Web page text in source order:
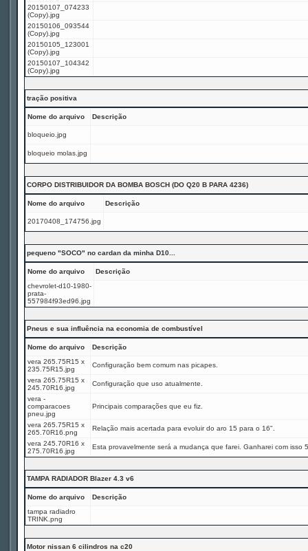
20150107_074233
(Copy).jpg
20150106_093544
(Copy).jpg
20150105_123001
(Copy).jpg
20150107_104342
(Copy).jpg
tração positiva
Nome do arquivo Descrição
bloqueio.jpg
bloqueio molas.jpg
CORPO DISTRIBUIDOR DA BOMBA BOSCH (DO Q20 B PARA 4236)
Nome do arquivo Descrição
20170408_174756.jpg
pequeno "SOCO" no cardan da minha D10...
Nome do arquivo
Descrição
chevrolet-d10-1980-
prata-
557984f93ed96.jpg
Pneus e sua influência na economia de combustível
Nome do arquivo
Descrição
vera 265.75R15 x
235.75R15.jpg
Configuração bem comum nas picapes.
vera 265.75R15 x
245.70R16.jpg
Configuração que uso atualmente.
vera -
comparacoes
pneu.jpg
Principais comparações que eu fiz.
vera 265.75R15 x
265.70R16.png
Relação mais acertada para evoluir do aro 15 para o 16".
vera 245.70R16 x
275.70R16.jpg
Esta provavelmente será a mudança que farei. Ganharei com isso
TAMPA RADIADOR Blazer 4.3 v6
Nome do arquivo
Descrição
tampa radiadro
TRINK.png
Motor nissan 6 cilindros na c20